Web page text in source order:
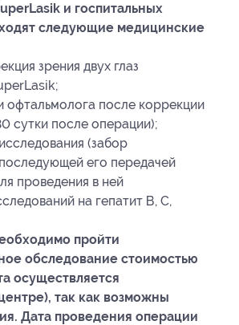
и госпитальных
следующие медицинские
зрения двух глаз
офтальмолога после коррекции
сутки после операции);
(забор
его передачей
проведения в ней
на гепатит В, С,
пройти
обследование стоимостью
осуществляется
так как возможны
Дата проведения операции